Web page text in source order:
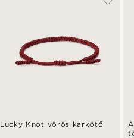
Lucky Knot vörös karkötő